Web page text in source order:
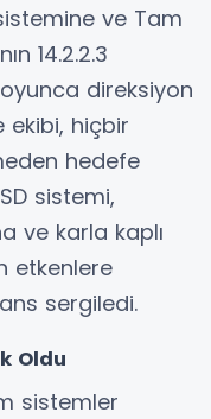
ve Tam
14.2.2.3
direksiyon
ekibi, hiçbir
hedefe
sistemi,
ve karla kaplı
etkenlere
sergiledi.
Oldu
sistemler